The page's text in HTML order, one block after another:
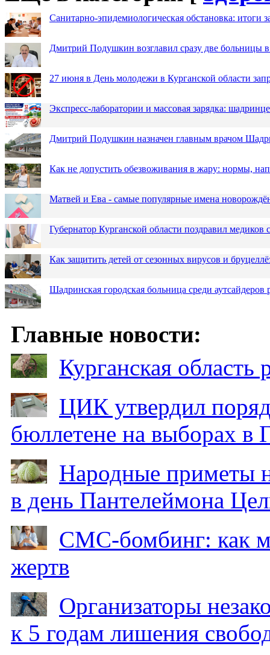
Санитарно-эпидемиологическая обстановка: итоги
Дмитрий Подушкин возглавил сразу две больницы
27 июня в День молодежи в Курганской области
Экспресс-лаборатории и массовая зарядка:
Дмитрий Подушкин назначен главным врачом
Как не допустить обезвоживания в жару: нормы,
Матвей и Ева - самые популярные имена
Губернатор Курганской области поздравил
Как защитить детей от сезонных вирусов и
Шадринская городская больница среди
Главные новости:
Курганская
ЦИК утвердил
бюллетене на выборах в
Народные приметы
в день Пантелеймона
СМС-бомбинг: как
жертв
Организаторы
к 5 годам лишения